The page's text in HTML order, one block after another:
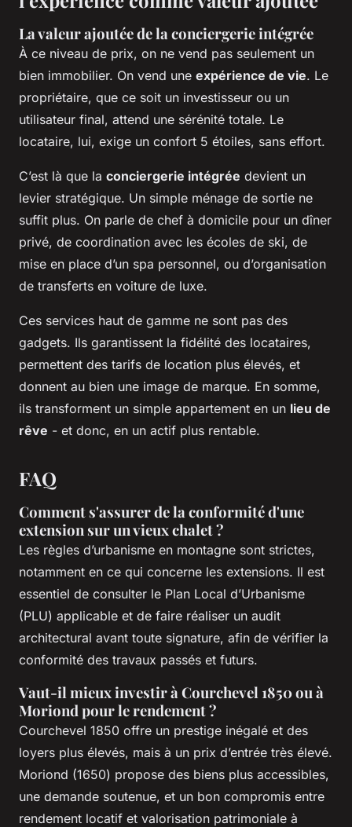
La valeur ajoutée de la conciergerie intégrée
À ce niveau de prix, on ne vend pas seulement un
bien immobilier. On vend une expérience de vie. Le
propriétaire, que ce soit un investisseur ou un
utilisateur final, attend une sérénité totale. Le
locataire, lui, exige un confort 5 étoiles, sans effort.
C’est là que la conciergerie intégrée devient un
levier stratégique. Un simple ménage de sortie ne
suffit plus. On parle de chef à domicile pour un dîner
privé, de coordination avec les écoles de ski, de
mise en place d’un spa personnel, ou d’organisation
de transferts en voiture de luxe.
Ces services haut de gamme ne sont pas des
gadgets. Ils garantissent la fidélité des locataires,
permettent des tarifs de location plus élevés, et
donnent au bien une image de marque. En somme,
ils transforment un simple appartement en un lieu de
rêve - et donc, en un actif plus rentable.
FAQ
Comment s'assurer de la conformité d'une
extension sur un vieux chalet ?
Les règles d’urbanisme en montagne sont strictes,
notamment en ce qui concerne les extensions. Il est
essentiel de consulter le Plan Local d’Urbanisme
(PLU) applicable et de faire réaliser un audit
architectural avant toute signature, afin de vérifier la
conformité des travaux passés et futurs.
Vaut-il mieux investir à Courchevel 1850 ou à
Moriond pour le rendement ?
Courchevel 1850 offre un prestige inégalé et des
loyers plus élevés, mais à un prix d’entrée très élevé.
Moriond (1650) propose des biens plus accessibles,
une demande soutenue, et un bon compromis entre
rendement locatif et valorisation patrimoniale à